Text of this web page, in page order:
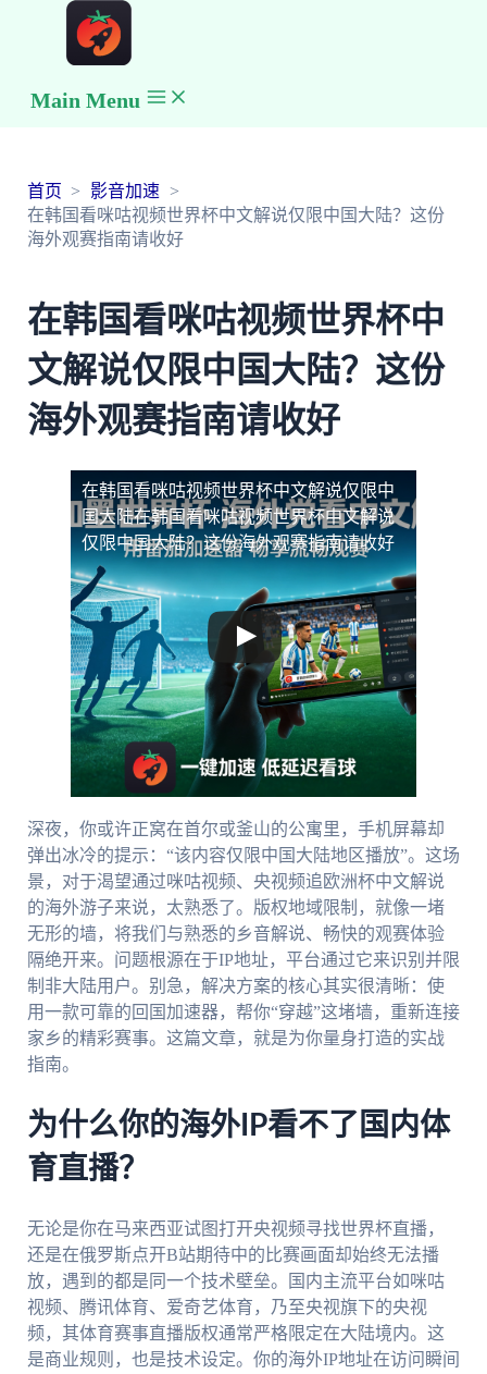
Main Menu
首页
影音加速
在韩国看咪咕视频世界杯中文解说仅限中国大陆？这份
海外观赛指南请收好
在韩国看咪咕视频世界杯中
文解说仅限中国大陆？这份
海外观赛指南请收好
在韩国看咪咕视频世界杯中文解说仅限中
国大陆在韩国看咪咕视频世界杯中文解说
仅限中国大陆？这份海外观赛指南请收好
深夜，你或许正窝在首尔或釜山的公寓里，手机屏幕却
弹出冰冷的提示：“该内容仅限中国大陆地区播放”。这场
景，对于渴望通过咪咕视频、央视频追欧洲杯中文解说
的海外游子来说，太熟悉了。版权地域限制，就像一堵
无形的墙，将我们与熟悉的乡音解说、畅快的观赛体验
隔绝开来。问题根源在于IP地址，平台通过它来识别并限
制非大陆用户。别急，解决方案的核心其实很清晰：使
用一款可靠的回国加速器，帮你“穿越”这堵墙，重新连接
家乡的精彩赛事。这篇文章，就是为你量身打造的实战
指南。
为什么你的海外IP看不了国内体
育直播？
无论是你在马来西亚试图打开央视频寻找世界杯直播，
还是在俄罗斯点开B站期待中的比赛画面却始终无法播
放，遇到的都是同一个技术壁垒。国内主流平台如咪咕
视频、腾讯体育、爱奇艺体育，乃至央视旗下的央视
频，其体育赛事直播版权通常严格限定在大陆境内。这
是商业规则，也是技术设定。你的海外IP地址在访问瞬间